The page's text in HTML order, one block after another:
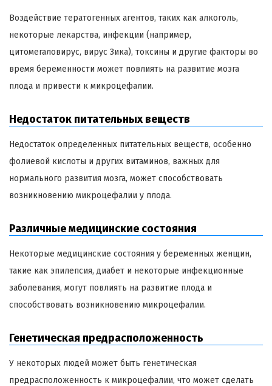
Воздействие тератогенных агентов, таких как алкоголь,
некоторые лекарства, инфекции (например,
цитомегаловирус, вирус Зика), токсины и другие факторы во
время беременности может повлиять на развитие мозга
плода и привести к микроцефалии.
Недостаток питательных веществ
Недостаток определенных питательных веществ, особенно
фолиевой кислоты и других витаминов, важных для
нормального развития мозга, может способствовать
возникновению микроцефалии у плода.
Различные медицинские состояния
Некоторые медицинские состояния у беременных женщин,
такие как эпилепсия, диабет и некоторые инфекционные
заболевания, могут повлиять на развитие плода и
способствовать возникновению микроцефалии.
Генетическая предрасположенность
У некоторых людей может быть генетическая
предрасположенность к микроцефалии, что может сделать